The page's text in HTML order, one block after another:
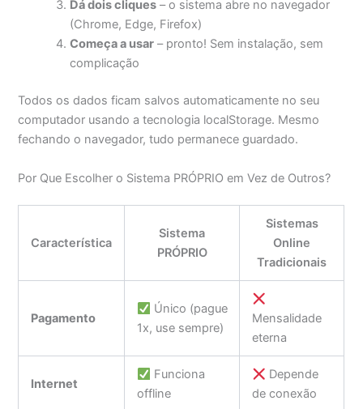
Dá dois cliques – o sistema abre no navegador
(Chrome, Edge, Firefox)
Começa a usar – pronto! Sem instalação, sem
complicação
Todos os dados ficam salvos automaticamente no seu
computador usando a tecnologia localStorage. Mesmo
fechando o navegador, tudo permanece guardado.
Por Que Escolher o Sistema PRÓPRIO em Vez de Outros?
Característica
Sistema
PRÓPRIO
Sistemas
Online
Tradicionais
Pagamento
Único (pague
1x, use sempre)
Mensalidade
eterna
Internet
Funciona
offline
Depende
de conexão